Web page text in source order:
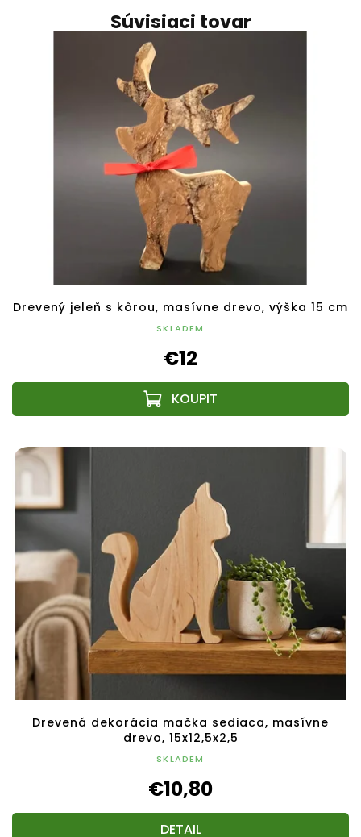
Súvisiaci tovar
Drevený jeleň s kôrou, masívne drevo, výška 15 cm
SKLADEM
€12
Drevená dekorácia mačka sediaca, masívne
drevo, 15x12,5x2,5
SKLADEM
€10,80
DETAIL